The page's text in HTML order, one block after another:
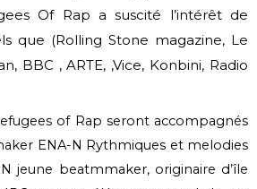
Of Rap a suscité l’intérêt de
que (Rolling Stone magazine, Le
BBC , ARTE, ,Vice, Konbini, Radio
of Rap seront accompagnés
ENA-N Rythmiques et melodies
jeune beatmmaker, originaire d’île